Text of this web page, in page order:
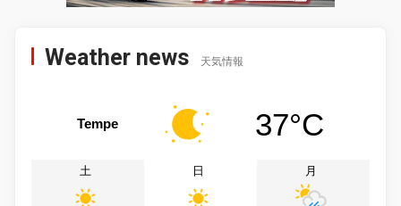
Weather news 天気情報
Tempe 37°C
土 日 月